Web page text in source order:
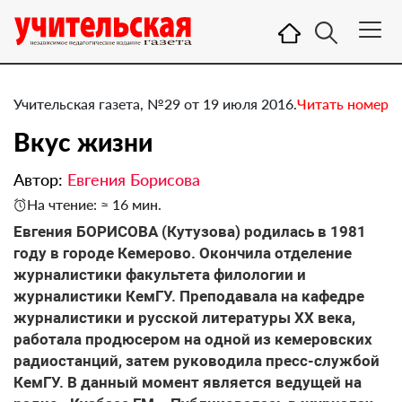
Учительская газета, №29 от 19 июля 2016.Читать номер
Вкус жизни
Автор: Евгения Борисова
На чтение: ≈ 16 мин.
Евгения БОРИСОВА (Кутузова) родилась в 1981
году в городе Кемерово. Окончила отделение
журналистики факультета филологии и
журналистики КемГУ. Преподавала на кафедре
журналистики и русской литературы ХХ века,
работала продюсером на одной из кемеровских
радиостанций, затем руководила пресс-службой
КемГУ. В данный момент является ведущей на